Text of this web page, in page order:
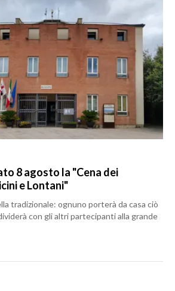
8 agosto la "Cena dei
e Lontani"
tradizionale: ognuno porterà da casa ciò
con gli altri partecipanti alla grande